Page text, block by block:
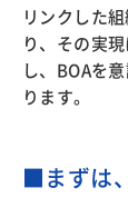
リンクした
り、その実
し、BOAを
ります。
■まずは